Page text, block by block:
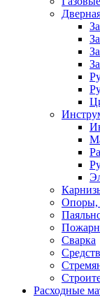
Опоры,
Сварка
Расходные